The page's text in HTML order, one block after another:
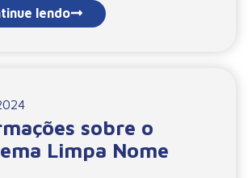
lendo
sobre o
Limpa Nome